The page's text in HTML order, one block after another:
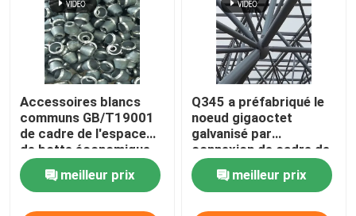
Accessoires blancs
communs GB/T19001
de cadre de l'espace
de botte économique
de l'espace
meilleur prix
Q345 a préfabriqué le
noeud gigaoctet
galvanisé par
connexion de cadre de
l'espace
meilleur prix